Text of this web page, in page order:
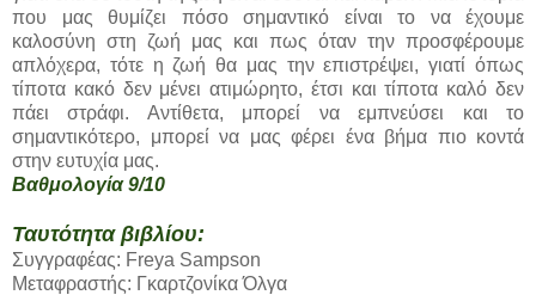
που μας θυμίζει πόσο σημαντικό είναι το να έχουμε
καλοσύνη στη ζωή μας και πως όταν την προσφέρουμε
απλόχερα, τότε η ζωή θα μας την επιστρέψει, γιατί όπως
τίποτα κακό δεν μένει ατιμώρητο, έτσι και τίποτα καλό δεν
πάει στράφι. Αντίθετα, μπορεί να εμπνεύσει και το
σημαντικότερο, μπορεί να μας φέρει ένα βήμα πιο κοντά
στην ευτυχία μας.
Βαθμολογία 9/10
Ταυτότητα βιβλίου:
Συγγραφέας: Freya Sampson
Μεταφραστής: Γκαρτζονίκα Όλγα